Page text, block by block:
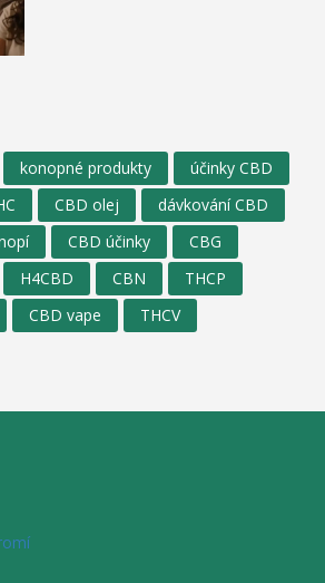
konopné produkty
účinky CBD
CBD olej
dávkování CBD
CBD účinky
CBG
H4CBD CBN
THCP
CBD vape THCV